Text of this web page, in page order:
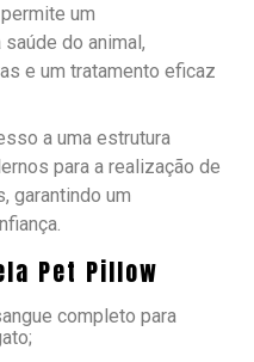
um
do animal,
e um tratamento eficaz
a uma estrutura
para a realização de
garantindo um
Pet Pillow